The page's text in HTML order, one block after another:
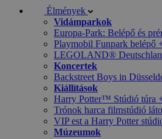
Élmények
Vidámparkok
Europa-Park: Belépő és
Playmobil Funpark belépő
LEGOLAND®
Koncertek
Backstreet Boys in
Kiállítások
Harry Potter™ Stúdió túra
Trónok harca filmstúdió
VIP est a Harry Potter
Múzeumok